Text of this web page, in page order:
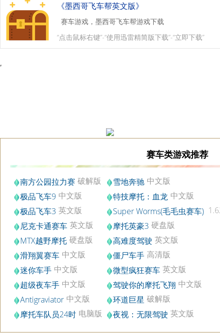
《墨西哥飞车帮英文版》
赛车游戏，墨西哥飞车帮游戏下载
“点击鼠标右键”-“使用迅雷精简版下载”-“立即下载”
赛车类游戏推荐
南方公园拉力赛 破解版 雪地奔驰 中文版
极品飞车9 中文版 特技摩托：血龙 中文版
极品飞车3 英文版 Super Worms(毛毛虫赛车)
尼克卡通赛车 英文版 摩托英豪3 硬盘版
MTX越野摩托 硬盘版 高难度驾驶 英文版
滑翔翼赛车 中文版 僵尸车手 高清版
迷你车手 中文版 微型疯狂赛车 英文版
超级夜车手 中文版 驾驶你的摩托飞翔 中文版
Antigraviator 中文版 环道巨星 破解版
摩托车队员24时 电脑版 夜视：无限驾驶 英文版